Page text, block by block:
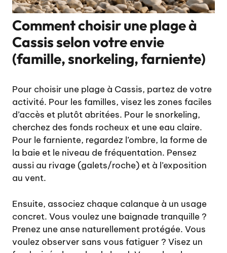
Comment choisir une plage à
Cassis selon votre envie
(famille, snorkeling, farniente)
Pour choisir une plage à Cassis, partez de votre
activité. Pour les familles, visez les zones faciles
d’accès et plutôt abritées. Pour le snorkeling,
cherchez des fonds rocheux et une eau claire.
Pour le farniente, regardez l’ombre, la forme de
la baie et le niveau de fréquentation. Pensez
aussi au rivage (galets/roche) et à l’exposition
au vent.
Ensuite, associez chaque calanque à un usage
concret. Vous voulez une baignade tranquille ?
Prenez une anse naturellement protégée. Vous
voulez observer sans vous fatiguer ? Visez un